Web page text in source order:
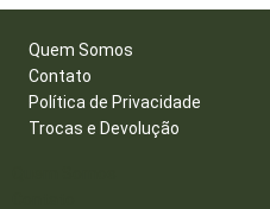
Quem Somos
Contato
Política de Privacidade
Trocas e Devolução